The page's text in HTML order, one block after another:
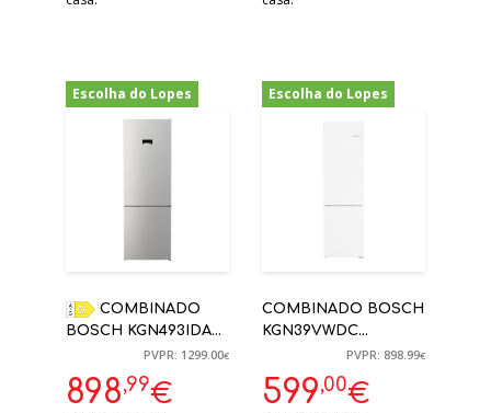
Escolha do Lopes
COMBINADO
BOSCH KGN493IDA
203X70X67CM 438L
NO FROST INOX D
PVPR: 1299.00€
898,99€
Escolha do Lopes
COMBINADO BOSCH
KGN39VWDC
203X60X66CM 368L
NO FROST BRANCO
D
PVPR: 898.99€
599,00€